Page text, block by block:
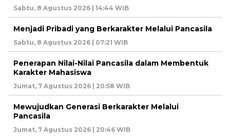
Sabtu, 8 Agustus 2026 | 14:44 WIB
Menjadi Pribadi yang Berkarakter Melalui Pancasila
Sabtu, 8 Agustus 2026 | 07:21 WIB
Penerapan Nilai-Nilai Pancasila dalam Membentuk
Karakter Mahasiswa
Jumat, 7 Agustus 2026 | 20:58 WIB
Mewujudkan Generasi Berkarakter Melalui
Pancasila
Jumat, 7 Agustus 2026 | 20:46 WIB